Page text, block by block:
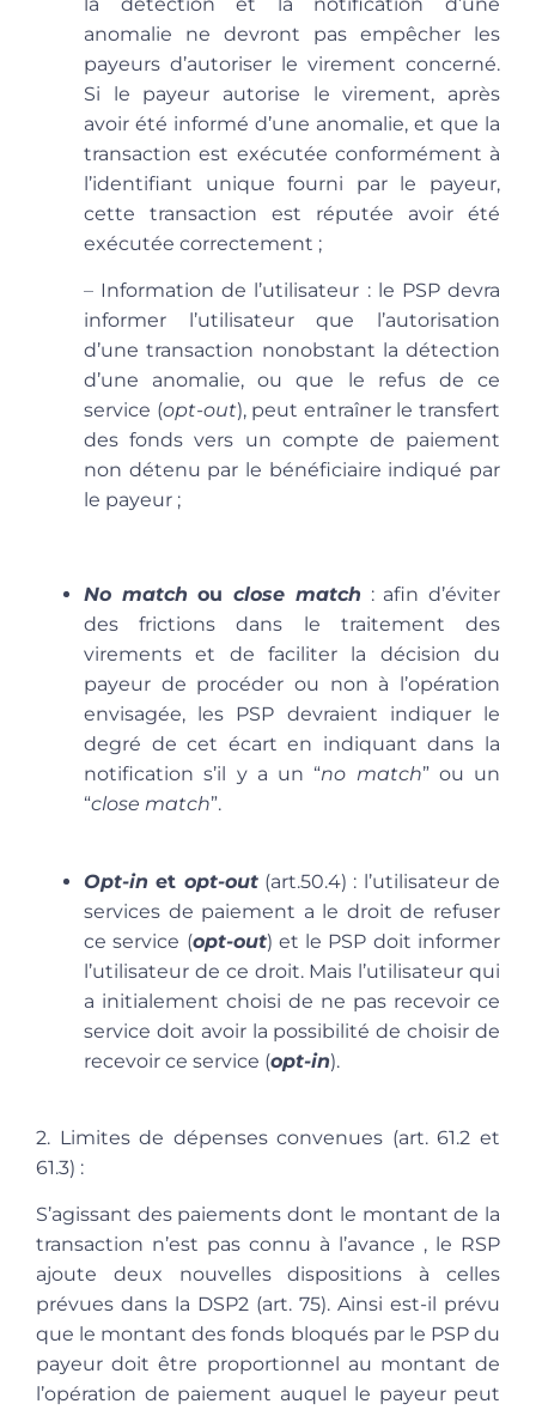
anomalie ne devront pas empêcher les
payeurs d’autoriser le virement concerné.
Si le payeur autorise le virement, après
avoir été informé d’une anomalie, et que la
transaction est exécutée conformément à
l’identifiant unique fourni par le payeur,
cette transaction est réputée avoir été
exécutée correctement ;
– Information de l’utilisateur : le PSP devra
informer l’utilisateur que l’autorisation
d’une transaction nonobstant la détection
d’une anomalie, ou que le refus de ce
service (opt-out), peut entraîner le transfert
des fonds vers un compte de paiement
non détenu par le bénéficiaire indiqué par
le payeur ;
No match ouclose match : afin d’éviter
des frictions dans le traitement des
virements et de faciliter la décision du
payeur de procéder ou non à l’opération
envisagée, les PSP devraient indiquer le
degré de cet écart en indiquant dans la
notification s’il y a un “no match” ou un
“close match”.
Opt-in et opt-out(art.50.4) : l’utilisateur de
services de paiement a le droit de refuser
ce service (opt-out) et le PSP doit informer
l’utilisateur de ce droit. Mais l’utilisateur qui
a initialement choisi de ne pas recevoir ce
service doit avoir la possibilité de choisir de
recevoir ce service (opt-in).
2. Limites de dépenses convenues (art. 61.2 et
61.3) :
S’agissant des paiements dont le montant de la
transaction n’est pas connu à l’avance , le RSP
ajoute deux nouvelles dispositions à celles
prévues dans la DSP2 (art. 75). Ainsi est-il prévu
que le montant des fonds bloqués par le PSP du
payeur doit être proportionnel au montant de
l’opération de paiement auquel le payeur peut